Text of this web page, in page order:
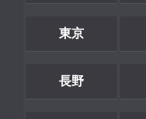
東京
長野